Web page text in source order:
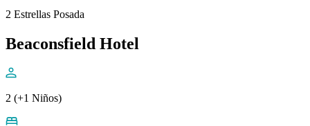
2 Estrellas Posada
Beaconsfield Hotel
2 (+1 Niños)